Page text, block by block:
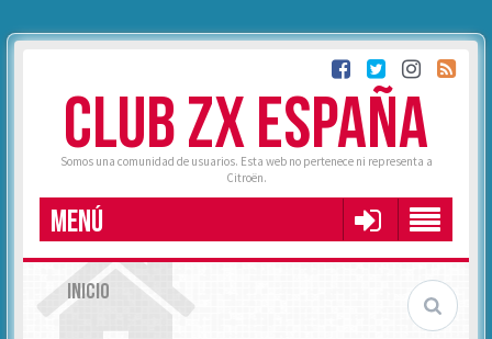
CLUB ZX ESPAÑA
Somos una comunidad de usuarios. Esta web no pertenece ni representa a
Citroën.
MENÚ
INICIO